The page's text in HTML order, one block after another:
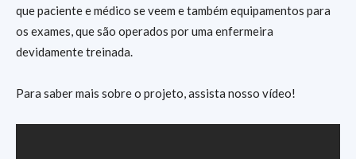
que paciente e médico se veem e também equipamentos para
os exames, que são operados por uma enfermeira
devidamente treinada.
Para saber mais sobre o projeto, assista nosso vídeo!